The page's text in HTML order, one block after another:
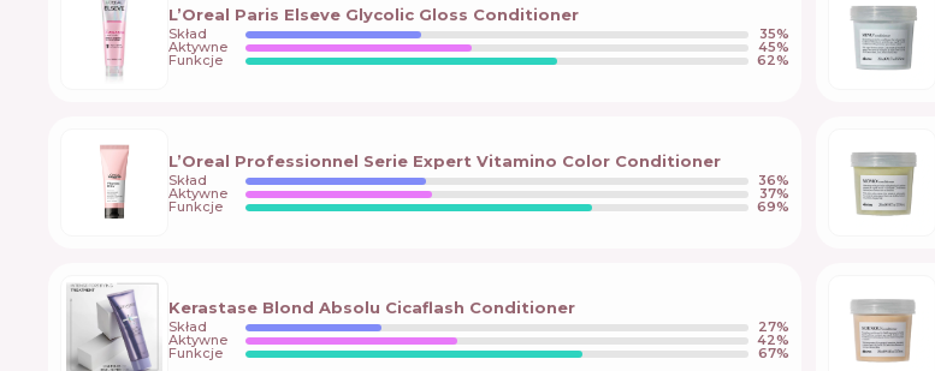
L’Oreal Paris Elseve Glycolic Gloss Conditioner
Skład 35%
Aktywne 45%
Funkcje 62%
L’Oreal Professionnel Serie Expert Vitamino Color Conditioner
Skład 36%
Aktywne 37%
Funkcje 69%
Kerastase Blond Absolu Cicaflash Conditioner
Skład 27%
Aktywne 42%
Funkcje 67%